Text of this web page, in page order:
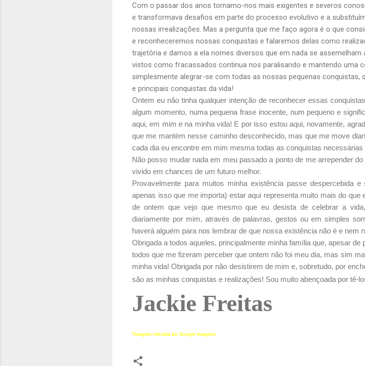
Com o passar dos anos tornamo-nos mais exigentes e severos
e transformava desafios em parte do processo evolutivo e a
nossas irrealizações. Mas a pergunta que me faço agora é o que
e reconheceremos nossas conquistas e falaremos delas como
trajetória e damos a ela nomes diversos que em nada se
vistos como fracassados continua nos paralisando e mantendo uma
simplesmente alegrar-se com todas as nossas pequenas
e principais conquistas da vida!
Ontem eu não tinha qualquer intenção de reconhecer essas
algum momento, numa pequena frase inocente, num pequeno e
aqui, em mim e na minha vida! E por isso estou aqui, novamente,
que me mantém nesse caminho desconhecido, mas que me move
cada dia eu encontre em mim mesma todas as conquistas necessárias
Não posso mudar nada em meu passado a ponto de me arrepender
vivido em chances de um futuro melhor.
Provavelmente para muitos minha existência passe despercebida
apenas isso que me importa) estar aqui representa muito mais do
de ontem que vejo que mesmo que eu desista de celebrar a
diariamente por mim, através de palavras, gestos ou em simples
haverá alguém para nos lembrar de que nossa existência não é e nem
Obrigada a todos aqueles, principalmente minha família que, apesar
todos que me fizeram perceber que ontem não foi meu dia, mas sim
minha vida! Obrigada por não desistirem de mim e, sobretudo, por
são as minhas conquistas e realizações! Sou muito abençoada por tê-
Jackie Freitas
*Imagem retirada do Google Imagens